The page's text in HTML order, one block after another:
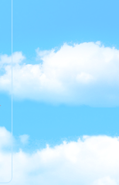
キ
グ
上